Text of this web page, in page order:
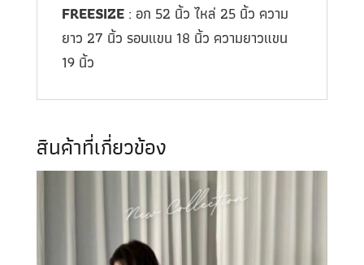
FREESIZE: อก 52 นิ้ว ไหล่ 25 นิ้ว ความ
ยาว 27 นิ้ว รอบแขน 18 นิ้ว ความยาวแขน
19 นิ้ว
สินค้าที่เกี่ยวข้อง